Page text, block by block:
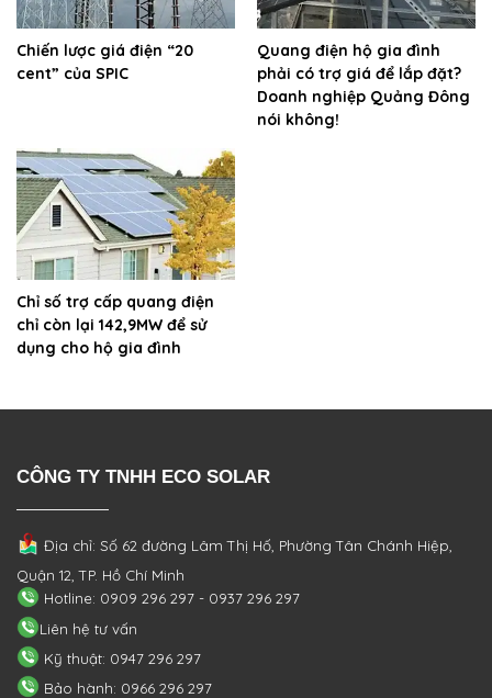
Chiến lược giá điện “20
cent” của SPIC
Quang điện hộ gia đình
phải có trợ giá để lắp đặt?
Doanh nghiệp Quảng Đông
nói không!
Chỉ số trợ cấp quang điện
chỉ còn lại 142,9MW để sử
dụng cho hộ gia đình
CÔNG TY TNHH ECO SOLAR
Địa chỉ: Số 62 đường Lâm Thị Hố, PhườngTân Chánh Hiệp,
Quận 12, TP. Hồ Chí Minh
Hotline: 0909 296 297 - 0937 296 297
Liên hệ tư vấn
Kỹ thuật: 0947 296 297
Bảo hành: 0966 296 297